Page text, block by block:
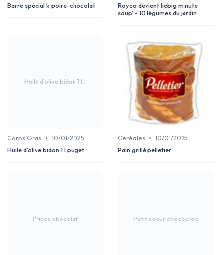
Barre spécial k poire-chocolat
Royco devient liebig minute
soup' - 10 légumes du jardin
Huile d'olive bidon 1 l...
Corps Gras • 10/01/2025
Huile d'olive bidon 1 l puget
Céréales • 10/01/2025
Pain grillé pelletier
Prince chocolat Petit coeur chococroc